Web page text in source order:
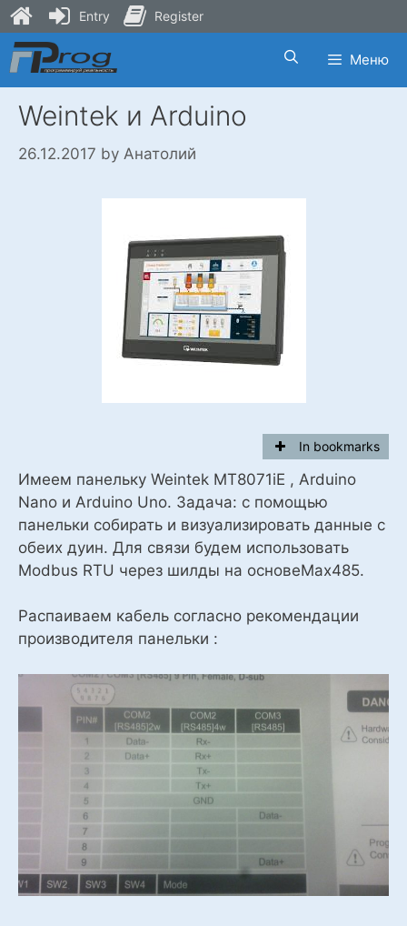
Skip
to
content
Меню
Weintek и Arduino
26.12.2017 by Анатолий
In bookmarks
Имеем панельку Weintek MT8071iE , Arduino
Nano и Arduino Uno. Задача: с помощью
панельки собирать и визуализировать данные с
обеих дуин. Для связи будем использовать
Modbus RTU через шилды на основеMax485.
Распаиваем кабель согласно рекомендации
производителя панельки :
Entry Register